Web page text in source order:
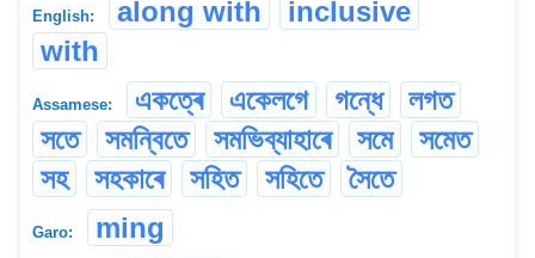
English: along with
inclusive
with
Assamese: একত্ৰে একেলগে গন্ধে
লগত
সতে
সমন্বিতে সমভিব্যাহাৰে সমে
সমেত
সহ
সহকাৰে সহিত সহিতে সৈতে
Garo: ming